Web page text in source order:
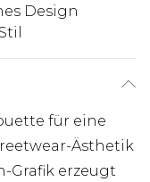
Design
für eine
Ästhetik
Grafik erzeugt